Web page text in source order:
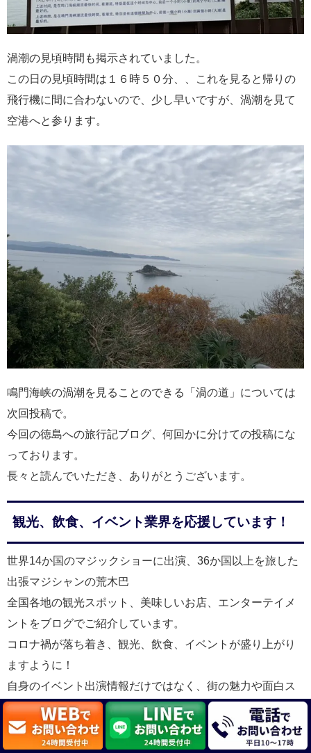
渦潮の見頃時間も掲示されていました。
この日の見頃時間は１６時５０分、、これを見ると帰りの
飛行機に間に合わないので、少し早いですが、渦潮を見て
空港へと参ります。
鳴門海峡の渦潮を見ることのできる「渦の道」については
次回投稿で。
今回の徳島への旅行記ブログ、何回かに分けての投稿にな
っております。
長々と読んでいただき、ありがとうございます。
観光、飲食、イベント業界を応援しています！
世界14か国のマジックショーに出演、36か国以上を旅した
出張マジシャンの荒木巴
全国各地の観光スポット、美味しいお店、エンターテイメ
ントをブログでご紹介しています。
コロナ禍が落ち着き、観光、飲食、イベントが盛り上がり
ますように！
自身のイベント出演情報だけではなく、街の魅力や面白ス
ポットをコツコツと発信いたします。
今まで行った街の旅行記はこちら↓↓